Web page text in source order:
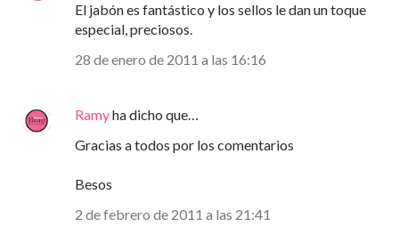
El jabón es fantástico y los sellos le dan un toque
especial, preciosos.
28 de enero de 2011 a las 16:16
Ramyha dicho que…
Gracias a todos por los comentarios
Besos
2 de febrero de 2011 a las 21:41